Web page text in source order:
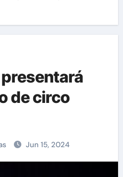
presentará
de circo
Jun 15, 2024